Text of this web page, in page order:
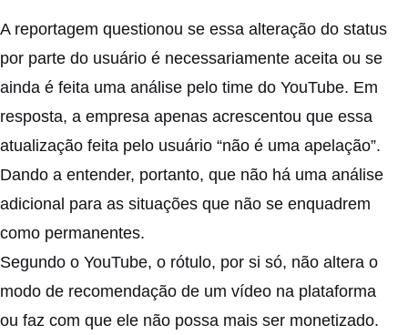
A reportagem questionou se essa alteração do status
por parte do usuário é necessariamente aceita ou se
ainda é feita uma análise pelo time do YouTube. Em
resposta, a empresa apenas acrescentou que essa
atualização feita pelo usuário “não é uma apelação”.
Dando a entender, portanto, que não há uma análise
adicional para as situações que não se enquadrem
como permanentes.
Segundo o YouTube, o rótulo, por si só, não altera o
modo de recomendação de um vídeo na plataforma
ou faz com que ele não possa mais ser monetizado.